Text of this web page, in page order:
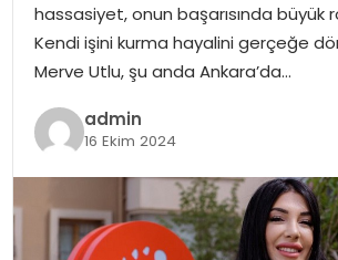
SAĞLIK
SOSYAL HABER
hassasiyet, onun başarısında büyük
Kendi işini kurma hayalini gerçeğe
Merve Utlu, şu anda Ankara’da…
admin
16 Ekim 2024